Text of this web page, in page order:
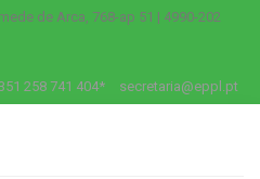
de Arca, 768-ap 51 | 4990-202
258 741 404* secretaria@eppl.pt